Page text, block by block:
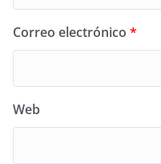
Correo electrónico *
Web